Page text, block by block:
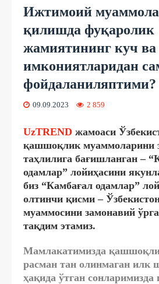
Ижтимоий
қилишда фуқаролик
жамиятининг куч ва
имкониятларидан
фойдаланиляптими?
09.09.2023 2 859
UzTREND жамоаси
қашшоқлик муаммоларини
таҳлилига бағишланган –
одамлар” лойиҳасини
биз “Камбағал одамлар”
олтинчи қисми –
муаммосини замонавий
тақдим этамиз.
Мамлакатимизда
расман тан олинмаган илк
ҳақида ўтган сонларимизда